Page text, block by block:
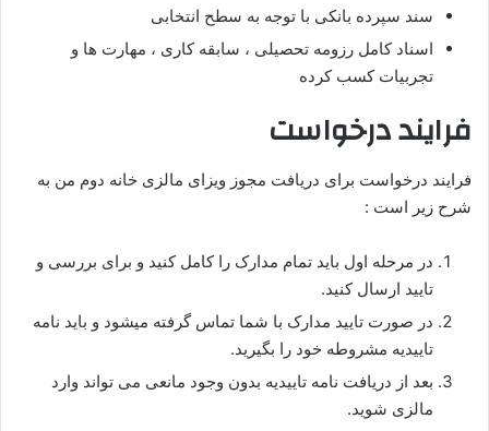
سند سپرده بانکی با توجه به سطح انتخابی
اسناد کامل رزومه تحصیلی ، سابقه کاری ، مهارت ها و
تجربیات کسب کرده
فرایند درخواست
فرایند درخواست برای دریافت مجوز ویزای مالزی خانه دوم من به
شرح زیر است :
در مرحله اول باید تمام مدارک را کامل کنید و برای بررسی و
تایید ارسال کنید.
در صورت تایید مدارک با شما تماس گرفته میشود و باید نامه
تاییدیه مشروطه خود را بگیرید.
بعد از دریافت نامه تاییدیه بدون وجود مانعی می تواند وارد
مالزی شوید.